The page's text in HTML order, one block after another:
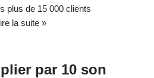
plus de 15 000 clients
la suite »
par 10 son